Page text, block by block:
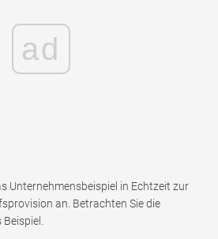
ad
Unternehmensbeispiel in Echtzeit zur
an. Betrachten Sie die